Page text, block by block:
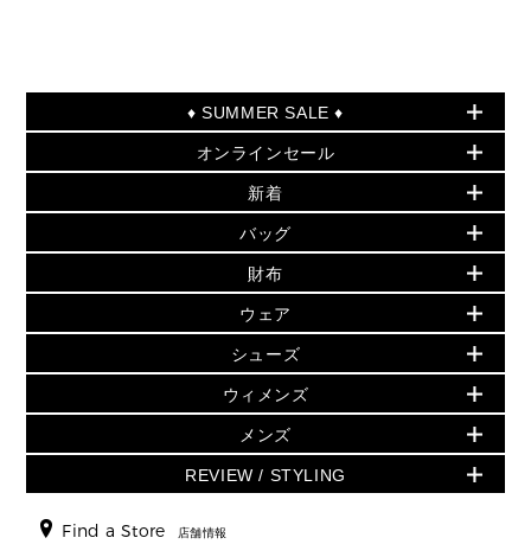
♦ SUMMER SALE ♦
セールおすすめアイテム
▶ ウィメンズ
バッグ
小物
シューズ・靴
ウェア
アクセサリー
時計
▶ メンズ
バッグ
オンラインセール
PRODUCT OF THE MONTH - 今月の特別価格
再値下げアイテム
追加アイテム
▶ ウィメンズすべて(ウェア・シューズ除く)
バッグ
財布・小物
ウェア
シューズ
時計・ジュエリー
アクセサリー
新着
夏のスタイル
▶ すべて
▶ ウィメンズすべて
財布・小物
アクセサリー
フレグランス
シューズ
▶ メンズすべて
バッグ
人気の定番アイテム
日本限定 - バッグ
▶ ウィメンズすべて
トートバッグ
ショルダーバッグ
クロスボディ・斜め掛け
トラベル
財布
日本限定 - 財布・小物
▶ ウィメンズすべて
GREENWICH
折り財布(二つ折り・三つ折り)
長財布
ウェア
▶ ウィメンズすべて
トップス
スカート・パンツ
ジャケット・アウター
▶ メンズすべて
シューズ
▶ ウィメンズすべて
サンダル
スニーカー
▶ メンズすべて
ウィメンズ
人気の定番アイテム
▶ ウィメンズすべて
メンズ
▶ メンズすべて
REVIEW / STYLING
Find a Store 店舗情報